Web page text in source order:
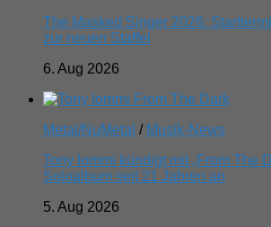
The Masked Singer 2026:
zur neuen Staffel
6. Aug 2026
Metal/NuMetal / Musik-News
Tony Iommi kündigt mit „From The
Soloalbum seit 21 Jahren an
5. Aug 2026